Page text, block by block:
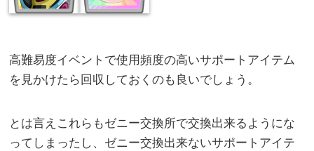
高難易度イベントで使用頻度の高いサポートアイテム
を見かけたら回収しておくのも良いでしょう。
とは言えこれらもゼニー交換所で交換出来るようにな
ってしまったし、ゼニー交換出来ないサポートアイテ